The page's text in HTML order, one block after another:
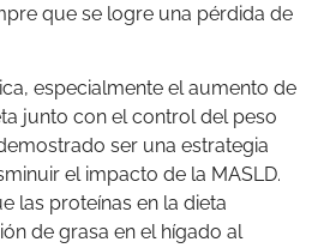
que se logre una pérdida de
especialmente el aumento de
junto con el control del peso
ser una estrategia
el impacto de la MASLD.
las proteínas en la dieta
de grasa en el hígado al